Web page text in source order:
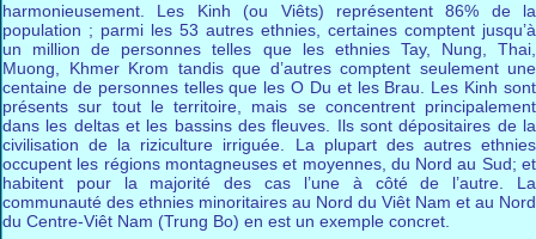
harmonieusement. Les Kinh (ou Viêts) représentent 86% de la
population ; parmi les 53 autres ethnies, certaines comptent jusqu’à
un million de personnes telles que les ethnies Tay, Nung, Thai,
Muong, Khmer Krom tandis que d’autres comptent seulement une
centaine de personnes telles que les O Du et les Brau. Les Kinh sont
présents sur tout le territoire, mais se concentrent principalement
dans les deltas et les bassins des fleuves. Ils sont dépositaires de la
civilisation de la riziculture irriguée. La plupart des autres ethnies
occupent les régions montagneuses et moyennes, du Nord au Sud; et
habitent pour la majorité des cas l’une à côté de l’autre. La
communauté des ethnies minoritaires au Nord du Viêt Nam et au Nord
du Centre-Viêt Nam (Trung Bo) en est un exemple concret.